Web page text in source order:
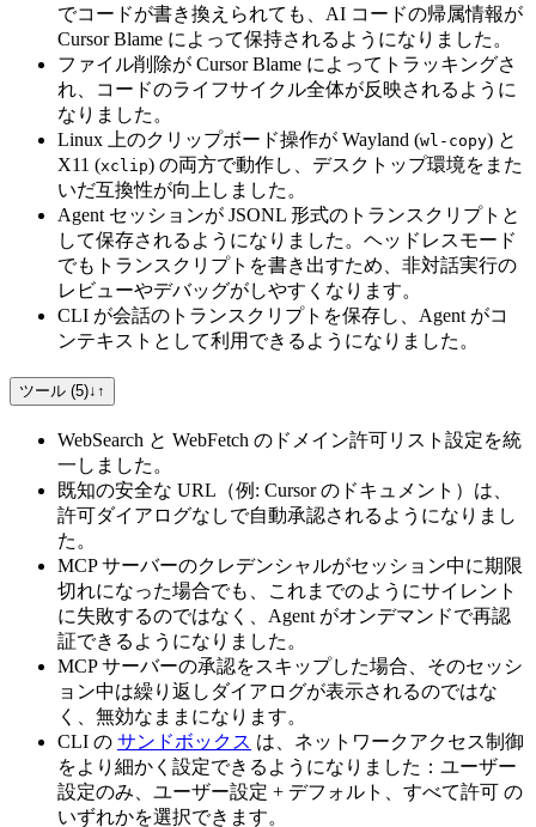
でコードが書き換えられても、AI コードの帰属情報が
Cursor Blame によって保持されるようになりました。
ファイル削除が Cursor Blame によってトラッキングさ
れ、コードのライフサイクル全体が反映されるように
なりました。
Linux 上のクリップボード操作が Wayland (wl-copy) と
X11 (xclip) の両方で動作し、デスクトップ環境をまた
いだ互換性が向上しました。
Agent セッションが JSONL 形式のトランスクリプトと
して保存されるようになりました。ヘッドレスモード
でもトランスクリプトを書き出すため、非対話実行の
レビューやデバッグがしやすくなります。
CLI が会話のトランスクリプトを保存し、Agent がコ
ンテキストとして利用できるようになりました。
ツール (5)↓ ↑
WebSearch と WebFetch のドメイン許可リスト設定を統
一しました。
既知の安全な URL（例: Cursor のドキュメント）は、
許可ダイアログなしで自動承認されるようになりまし
た。
MCP サーバーのクレデンシャルがセッション中に期限
切れになった場合でも、これまでのようにサイレント
に失敗するのではなく、Agent がオンデマンドで再認
証できるようになりました。
MCP サーバーの承認をスキップした場合、そのセッシ
ョン中は繰り返しダイアログが表示されるのではな
く、無効なままになります。
CLI の サンドボックス は、ネットワークアクセス制御
をより細かく設定できるようになりました：ユーザー
設定のみ、ユーザー設定 + デフォルト、すべて許可 の
いずれかを選択できます。